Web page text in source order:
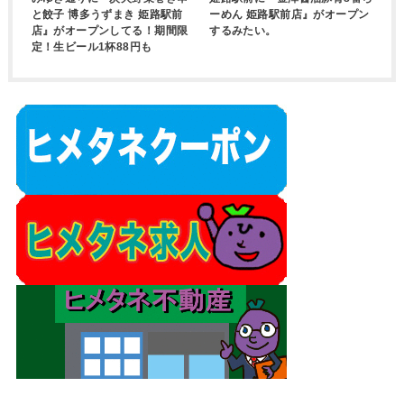
と餃子 博多うずまき 姫路駅前
店』がオープンしてる！期間限
定！生ビール1杯88円も
ーめん 姫路駅前店』がオープン
するみたい。